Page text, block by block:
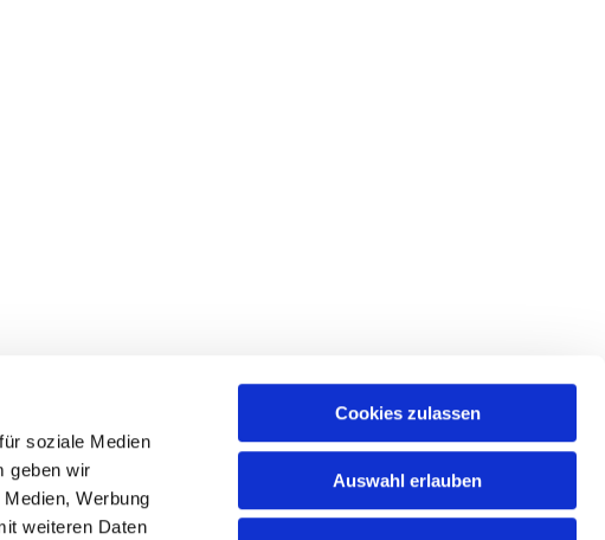
soziale Medien
geben wir
Werbung
weiteren Daten
Cookies zulassen
Auswahl erlauben
hattingen-sprockhoevel@kirche-hawi.de